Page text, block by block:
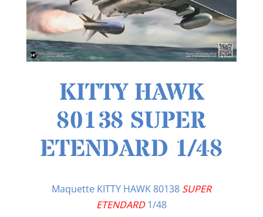
KITTY HAWK
80138 SUPER
ETENDARD 1/48
Maquette KITTY HAWK 80138 SUPER
ETENDARD1/48